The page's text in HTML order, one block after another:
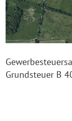
Grundsteuer B